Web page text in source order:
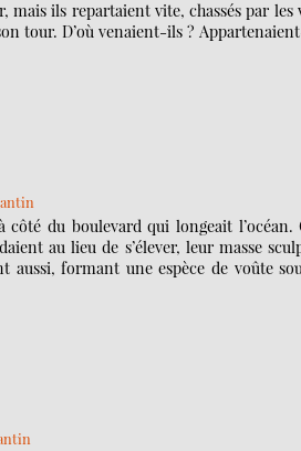
ils repartaient vite, chassés par
tour. D’où venaient-ils ?
du boulevard qui longeait
au lieu de s’élever, leur masse
aussi, formant une espèce de voûte